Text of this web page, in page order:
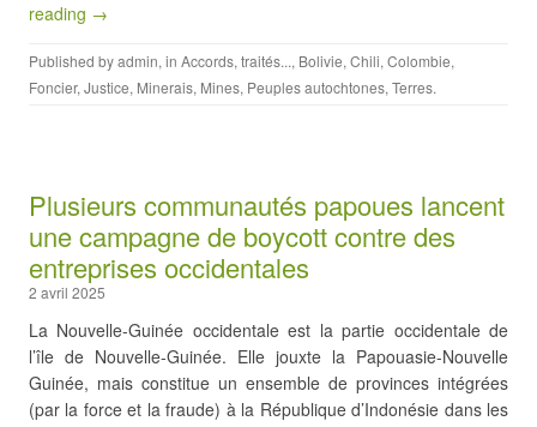
reading →
Published byadmin, in Accords, traités..., Bolivie, Chili, Colombie,
Foncier, Justice, Minerais, Mines, Peuples autochtones, Terres.
Plusieurs communautés papoues lancent
une campagne de boycott contre des
entreprises occidentales
2 avril 2025
La Nouvelle-Guinée occidentale est la partie occidentale de
l’île de Nouvelle-Guinée. Elle jouxte la Papouasie-Nouvelle
Guinée, mais constitue un ensemble de provinces intégrées
(par la force et la fraude) à la République d’Indonésie dans les